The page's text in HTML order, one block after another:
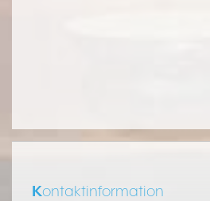
Kontaktinformation